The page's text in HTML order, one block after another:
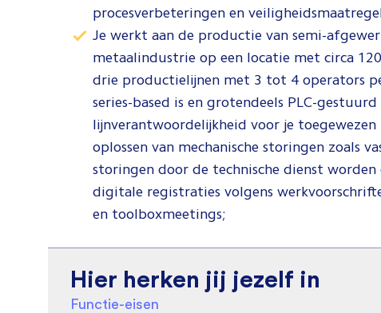
procesverbeteringen en
Je werkt aan de productie van semi-
metaalindustrie op een locatie met circa
drie productielijnen met 3 tot 4 operators
series-based is en grotendeels PLC-
lijnverantwoordelijkheid voor je
oplossen van mechanische storingen zoals
storingen door de technische dienst
digitale registraties volgens
en toolboxmeetings;
Hier herken jij jezelf in
Functie-eisen